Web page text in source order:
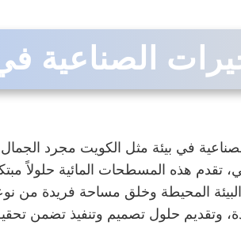
الصناعية
في بيئة مثل الكويت مجرد
تقدم هذه المسطحات المائية حلولاً
المحيطة وخلق مساحة فريدة من
وتقديم حلول تصميم وتنفيذ تضمن